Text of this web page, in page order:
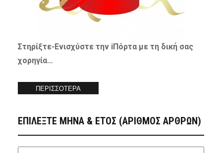
Στηρίξτε-Ενισχύστετην iΠόρτα με τη δική σας
χορηγία…
ΠΕΡΙΣΣΟΤΕΡΑ
ΕΠΙΛΕΞΤΕ ΜΗΝΑ & ΕΤΟΣ (ΑΡΙΘΜΟΣ ΑΡΘΡΩΝ)